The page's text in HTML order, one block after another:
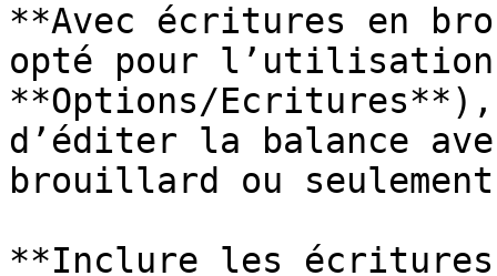
**Avec écritures en
opté pour
**Options/
d’éditer la balance
brouillard ou
**Inclure les